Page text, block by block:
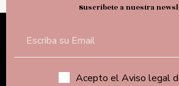
Suscríbete a nuestra
Acepto el Aviso legal